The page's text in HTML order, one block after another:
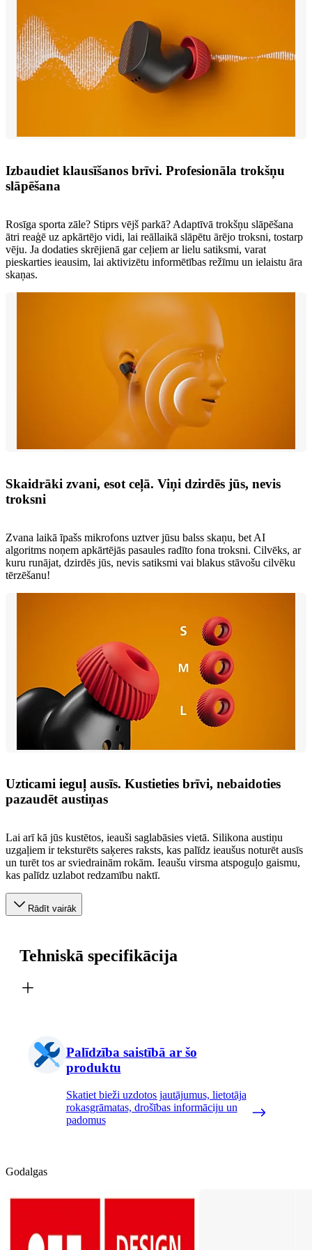
Izbaudiet klausīšanos brīvi. Profesionāla trokšņu
slāpēšana
Rosīga sporta zāle? Stiprs vējš parkā? Adaptīvā trokšņu slāpēšana
ātri reaģē uz apkārtējo vidi, lai reāllaikā slāpētu ārējo troksni, tostarp
vēju. Ja dodaties skrējienā gar ceļiem ar lielu satiksmi, varat
pieskarties ieausim, lai aktivizētu informētības režīmu un ielaistu āra
skaņas.
Skaidrāki zvani, esot ceļā. Viņi dzirdēs jūs, nevis
troksni
Zvana laikā īpašs mikrofons uztver jūsu balss skaņu, bet AI
algoritms noņem apkārtējās pasaules radīto fona troksni. Cilvēks, ar
kuru runājat, dzirdēs jūs, nevis satiksmi vai blakus stāvošu cilvēku
tērzēšanu!
Uzticami ieguļ ausīs. Kustieties brīvi, nebaidoties
pazaudēt austiņas
Lai arī kā jūs kustētos, ieauši saglabāsies vietā. Silikona austiņu
uzgaļiem ir teksturēts saķeres raksts, kas palīdz ieaušus noturēt ausīs
un turēt tos ar sviedrainām rokām. Ieaušu virsma atspoguļo gaismu,
kas palīdz uzlabot redzamību naktī.
Rādīt vairāk
Tehniskā specifikācija
Palīdzība saistībā ar šo
produktu
Skatiet bieži uzdotos jautājumus, lietotāja
rokasgrāmatas, drošības informāciju un
padomus
Godalgas